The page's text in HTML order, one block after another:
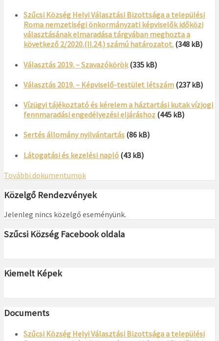
Szűcsi Község Helyi Választási Bizottsága a települési
Roma nemzetiségi önkormányzati képviselők időközi
választásának elmaradása tárgyában meghozta a
következő 2/2020.(II.24.) számú határozatot. (348 kB)
Választás 2019. – Szavazókörök (335 kB)
Választás 2019. – Képviselő-testület létszám (237 kB)
Vízügyi tájékoztató és kérelem a háztartási kutak vízjogi
fennmaradási engedélyezési eljáráshoz (445 kB)
Sertés állomány nyilvántartás (86 kB)
Látogatási és kezelési napló (43 kB)
További dokumentumok
Közelgő Rendezvények
Jelenleg nincs közelgő eseményünk.
Szűcsi Község Facebook oldala
Kiemelt Képek
Documents
Szűcsi Község Helyi Választási Bizottsága a települési